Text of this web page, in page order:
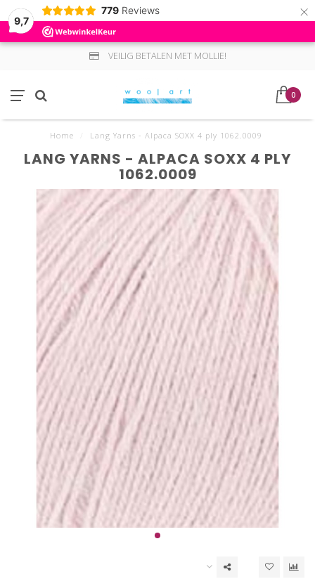
9,7
779 Reviews ×
VEILIG BETALEN MET MOLLIE!
0
Home Lang Yarns - Alpaca SOXX 4 ply 1062.0009
LANG YARNS - ALPACA SOXX 4 PLY
1062.0009